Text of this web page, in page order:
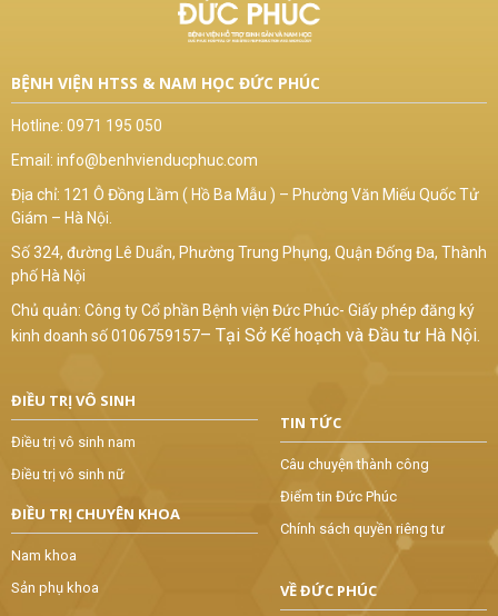
BỆNH VIỆN HTSS & NAM HỌC ĐỨC PHÚC
Hotline: 0971 195 050
Email: info@benhvienducphuc.com
Địa chỉ: 121 Ô Đồng Lầm ( Hồ Ba Mẫu ) – Phường Văn Miếu Quốc Tử
Giám – Hà Nội.
Số 324, đường Lê Duẩn, Phường Trung Phụng, Quận Đống Đa, Thành
phố Hà Nội
Chủ quản: Công ty Cổ phần Bệnh viện Đức Phúc- Giấy phép đăng ký
kinh doanh số 0106759157– Tại Sở Kế hoạch và Đầu tư Hà Nội.
ĐIỀU TRỊ VÔ SINH
Điều trị vô sinh nam
Điều trị vô sinh nữ
ĐIỀU TRỊ CHUYÊN KHOA
Nam khoa
Sản phụ khoa
TIN TỨC
Câu chuyện thành công
Điểm tin Đức Phúc
Chính sách quyền riêng tư
VỀ ĐỨC PHÚC